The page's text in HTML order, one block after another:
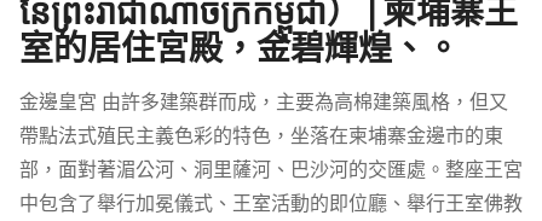
នៃព្រះរាជាណាចក្រកម្ពុជា） | 柬埔寨王
室的居住宮殿，金碧輝煌、。
金邊皇宮 由許多建築群而成，主要為高棉建築風格，但又
帶點法式殖民主義色彩的特色，坐落在柬埔寨金邊市的東
部，面對著湄公河、洞里薩河、巴沙河的交匯處。整座王宮
中包含了舉行加冕儀式、王室活動的即位廳、舉行王室佛教